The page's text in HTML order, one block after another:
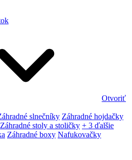
Otvoriť
slnečníky Záhradné hojdačky
Záhradné stoly a stoličky + 3 ďalšie
Záhradné boxy Nafukovačky